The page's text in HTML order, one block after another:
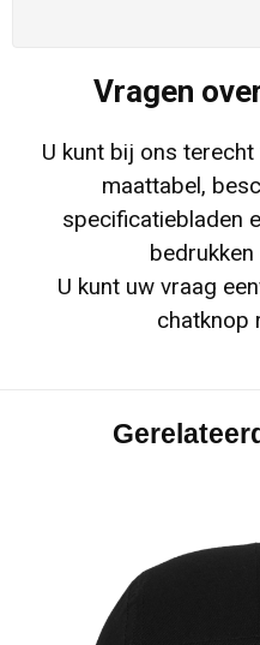
Vragen
U kunt bij ons
maattabel,
specificatiebladen
U kunt uw vraag
chatknop